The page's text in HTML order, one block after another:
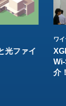
光ファイ
ワ
介